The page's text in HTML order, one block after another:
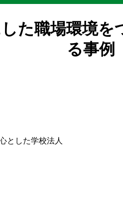
た職場環境を
る事例
とした学校法人